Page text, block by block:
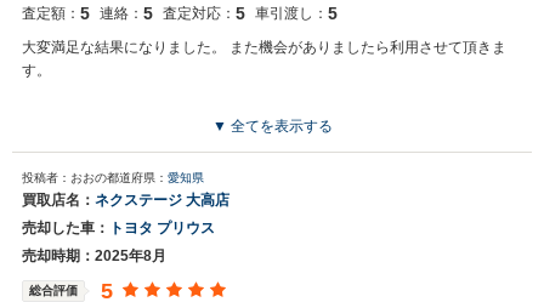
査定額： 5 連絡： 5 査定対応： 5 車引渡し： 5
大変満足な結果になりました。 また機会がありましたら利用させて頂きま
す。
▼ 全てを表示する
投稿者：おおの都道府県： 愛知県
買取店名： ネクステージ 大高店
売却した車：
トヨタ プリウス
売却時期：2025年8月
総合評価 5